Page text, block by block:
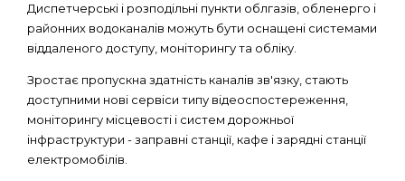
Диспетчерські і розподільні пункти облгазів, обленерго і
районних водоканалів можуть бути оснащені системами
віддаленого доступу, моніторингу та обліку.
Зростає пропускна здатність каналів зв'язку, стають
доступними нові сервіси типу відеоспостереження,
моніторингу місцевості і систем дорожньої
інфраструктури - заправні станції, кафе і зарядні станції
електромобілів.